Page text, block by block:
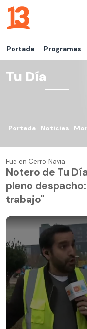
Portada Programas
Tu Día
Portada Noticias
Fue en Cerro Navia
Notero de Tu
pleno
trabajo"